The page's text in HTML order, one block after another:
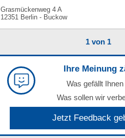
Grasmückenweg 4 A
12351 Berlin - Buckow
1 von 1
Ihre Meinung
Was gefällt Ihnen
Was sollen wir
Jetzt Feedback